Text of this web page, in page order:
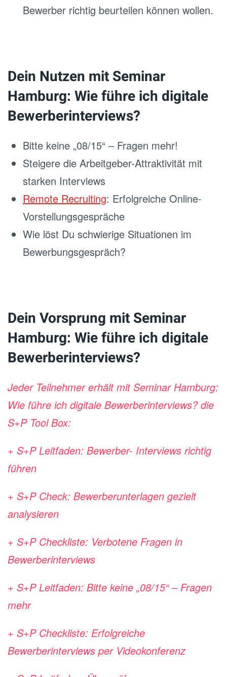
Bewerber richtig beurteilen können wollen.
Dein Nutzen mit Seminar
Hamburg: Wie führe ich digitale
Bewerberinterviews?
Bitte keine „08/15“ – Fragen mehr!
Steigere die Arbeitgeber-Attraktivität mit
starken Interviews
Remote Recruiting: Erfolgreiche Online-
Vorstellungsgespräche
Wie löst Du schwierige Situationen im
Bewerbungsgespräch?
Dein Vorsprung mit Seminar
Hamburg: Wie führe ich digitale
Bewerberinterviews?
Jeder Teilnehmer erhält mit Seminar Hamburg:
Wie führe ich digitale Bewerberinterviews? die
S+P Tool Box:
+ S+P Leitfaden: Bewerber- Interviews richtig
führen
+ S+P Check: Bewerberunterlagen gezielt
analysieren
+ S+P Checkliste: Verbotene Fragen in
Bewerberinterviews
+ S+P Leitfaden: Bitte keine „08/15“ – Fragen
mehr
+ S+P Checkliste: Erfolgreiche
Bewerberinterviews per Videokonferenz